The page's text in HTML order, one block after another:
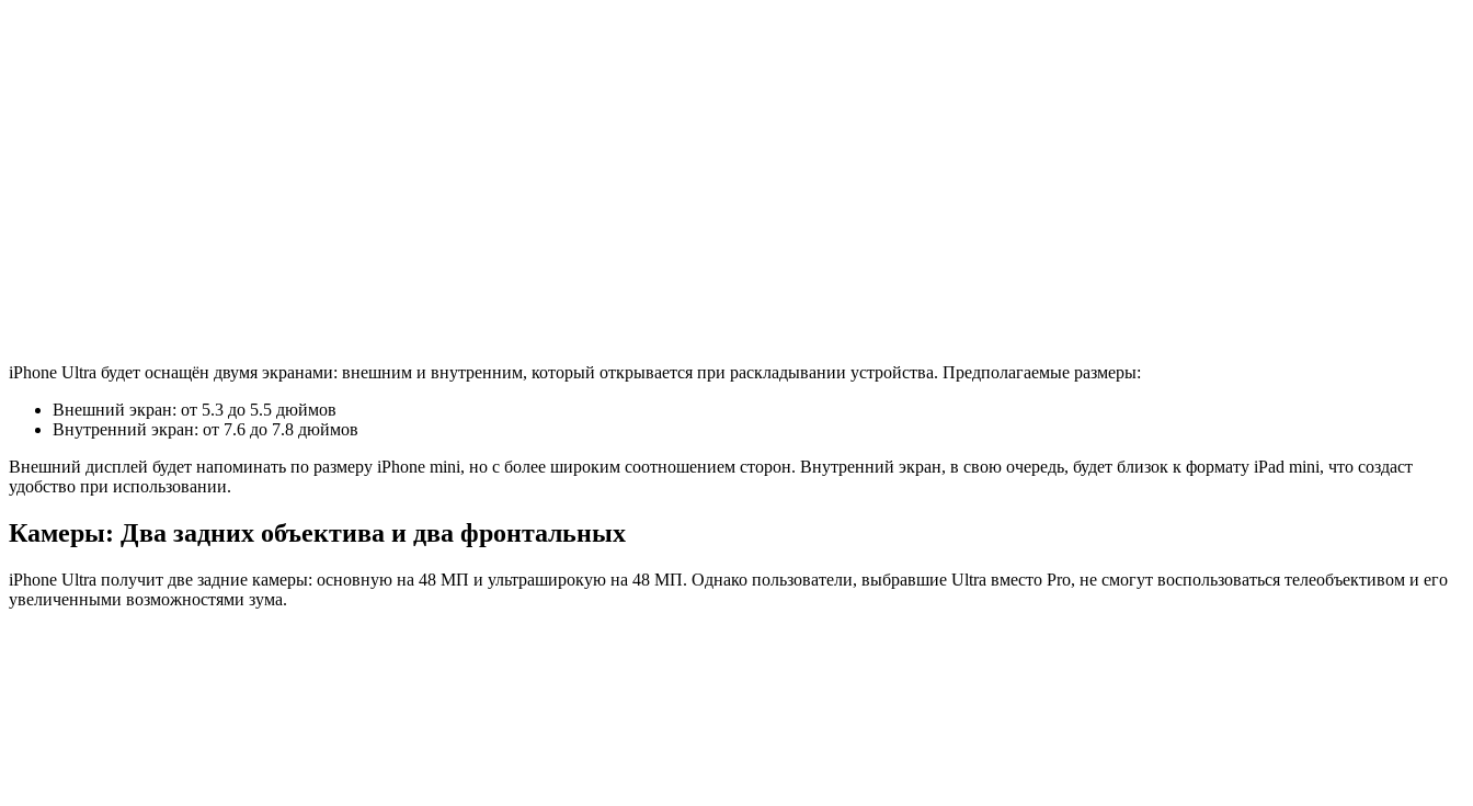
iPhone Ultra будет оснащён двумя экранами: внешним и внутренним, который открывается при раскладывании устройства. Предполагаемые размеры:
Внешний экран: от 5.3 до 5.5 дюймов
Внутренний экран: от 7.6 до 7.8 дюймов
Внешний дисплей будет напоминать по размеру iPhone mini, но с более широким соотношением сторон. Внутренний экран, в свою очередь, будет близок к формату iPad mini, что создаст
удобство при использовании.
Камеры: Два задних объектива и два фронтальных
iPhone Ultra получит две задние камеры: основную на 48 МП и ультраширокую на 48 МП. Однако пользователи, выбравшие Ultra вместо Pro, не смогут воспользоваться телеобъективом и его
увеличенными возможностями зума.